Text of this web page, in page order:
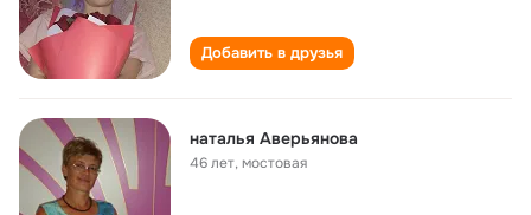
Добавить в друзья
наталья Аверьянова
46 лет,мостовая